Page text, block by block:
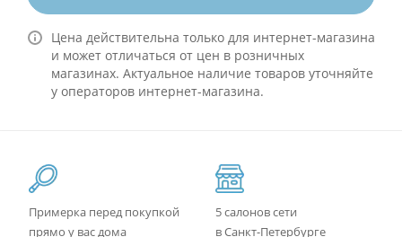
Цена действительна только для интернет-магазина
и может отличаться от цен в розничных
магазинах. Актуальное наличие товаров уточняйте
у операторов интернет-магазина.
Примерка перед покупкой
прямо у вас дома
5 салонов сети
в Санкт-Петербурге